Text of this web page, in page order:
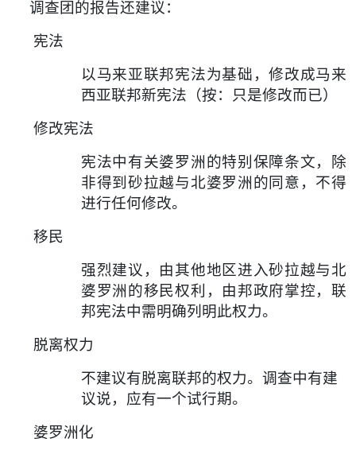
调查团的报告还建议：
宪法
以马来亚联邦宪法为基础，修改成马来
西亚联邦新宪法（按：只是修改而已）
修改宪法
宪法中有关婆罗洲的特别保障条文，除
非得到砂拉越与北婆罗洲的同意，不得
进行任何修改。
移民
强烈建议，由其他地区进入砂拉越与北
婆罗洲的移民权利，由邦政府掌控，联
邦宪法中需明确列明此权力。
脱离权力
不建议有脱离联邦的权力。调查中有建
议说，应有一个试行期。
婆罗洲化